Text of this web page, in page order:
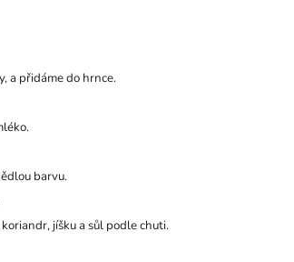
a přidáme do hrnce.
barvu.
jíšku a sůl podle chuti.